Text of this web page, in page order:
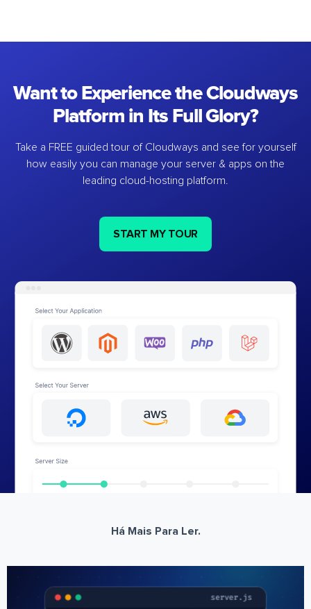
Want to Experience the Cloudways
Platform in Its Full Glory?
Take a FREE guided tour of Cloudways and see for yourself
how easily you can manage your server & apps on the
leading cloud-hosting platform.
START MY TOUR
Há Mais Para Ler.